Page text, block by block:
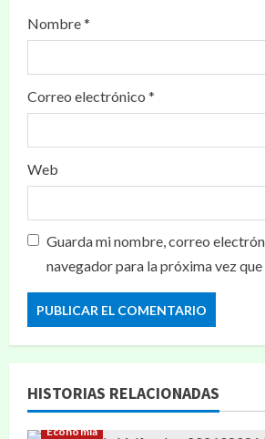
Nombre*
Correo electrónico *
Web
Guarda mi nombre, correo
navegador para la próxima vez
HISTORIAS RELACIONADAS
Economía